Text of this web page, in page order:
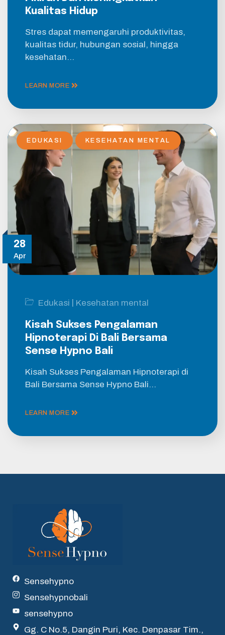
Kualitas Hidup
Stres dapat memengaruhi produktivitas,
kualitas tidur, hubungan sosial, hingga
kesehatan…
LEARN MORE
28
Apr
EDUKASI KESEHATAN MENTAL
Edukasi | Kesehatan mental
Kisah Sukses Pengalaman
Hipnoterapi Di Bali Bersama
Sense Hypno Bali
Kisah Sukses Pengalaman Hipnoterapi di
Bali Bersama Sense Hypno Bali…
LEARN MORE
Sensehypno
Sensehypnobali
sensehypno
Gg. C No.5, Dangin Puri, Kec. Denpasar Tim.,